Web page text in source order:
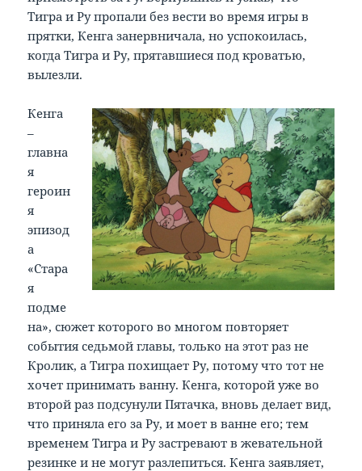
Тигра и Ру пропали без вести во время игры в
прятки, Кенга занервничала, но успокоилась,
когда Тигра и Ру, прятавшиеся под кроватью,
вылезли.
Кенга
–
главна
я
героин
я
эпизод
а
«Стара
я
подме
на», сюжет которого во многом повторяет
события седьмой главы, только на этот раз не
Кролик, а Тигра похищает Ру, потому что тот не
хочет принимать ванну. Кенга, которой уже во
второй раз подсунули Пятачка, вновь делает вид,
что приняла его за Ру, и моет в ванне его; тем
временем Тигра и Ру застревают в жевательной
резинке и не могут разлепиться. Кенга заявляет,